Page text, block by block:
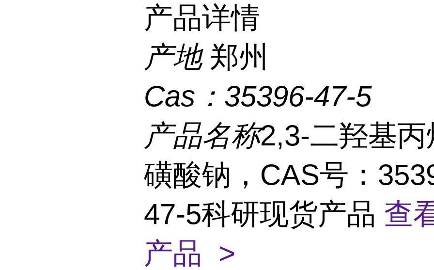
产品详情
产地 郑州
Cas： 35396-47-5
产品名称2,3-二羟基丙
磺酸钠，CAS号：
47-5科研现货产品 查
产品 >